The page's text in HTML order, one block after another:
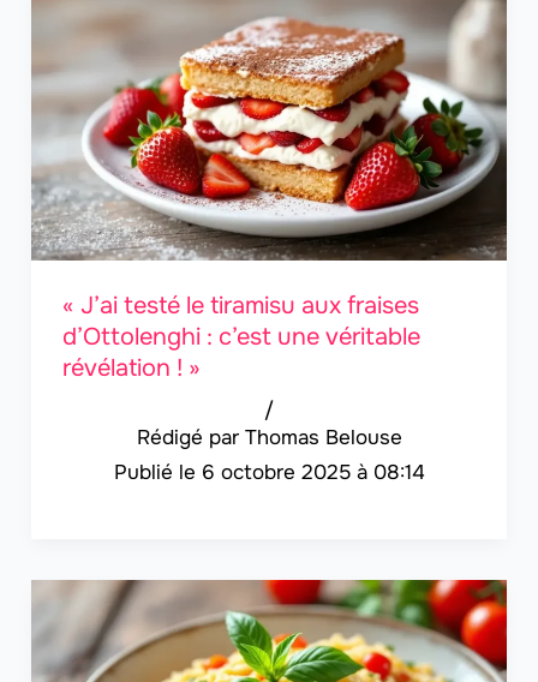
« J’ai testé le tiramisu aux fraises
d’Ottolenghi : c’est une véritable
révélation ! »
Thomas Belouse
/
6 octobre 2025 à 08:14